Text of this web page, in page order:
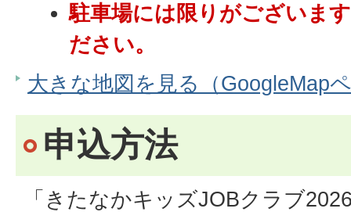
駐車場には限りがございま
ださい。
大きな地図を見る（GoogleMap
申込方法
「きたなかキッズJOBクラブ